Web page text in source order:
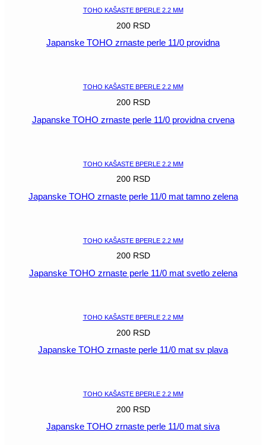
TOHO KAŠASTE BPERLE 2.2 MM
200 RSD
Japanske TOHO zrnaste perle 11/0 providna
TOHO KAŠASTE BPERLE 2.2 MM
200 RSD
Japanske TOHO zrnaste perle 11/0 providna crvena
TOHO KAŠASTE BPERLE 2.2 MM
200 RSD
Japanske TOHO zrnaste perle 11/0 mat tamno zelena
TOHO KAŠASTE BPERLE 2.2 MM
200 RSD
Japanske TOHO zrnaste perle 11/0 mat svetlo zelena
TOHO KAŠASTE BPERLE 2.2 MM
200 RSD
Japanske TOHO zrnaste perle 11/0 mat sv plava
TOHO KAŠASTE BPERLE 2.2 MM
200 RSD
Japanske TOHO zrnaste perle 11/0 mat siva